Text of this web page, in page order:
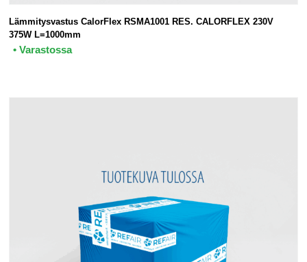
Lämmitysvastus CalorFlex RSMA1001 RES. CALORFLEX 230V
375W L=1000mm
• Varastossa